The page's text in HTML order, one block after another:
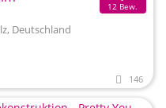
12 Bew.
Deutschland
146